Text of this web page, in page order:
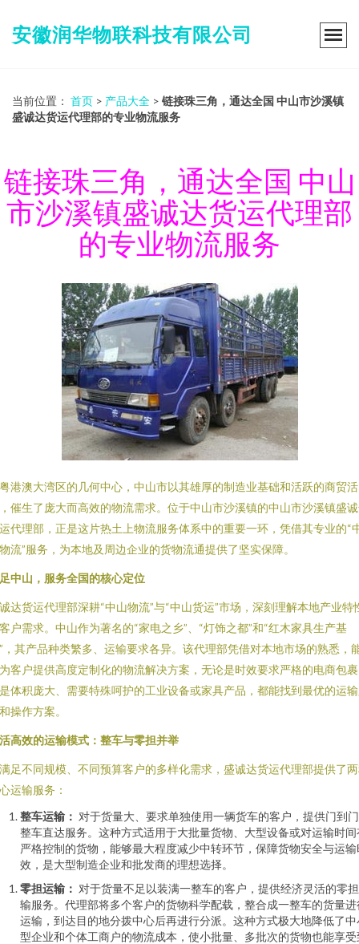
安徽润华物联科技有限公司
当前位置： 首页 > 产品大全 > 链接珠三角，通达全国 中山市沙溪镇
盛诚达货运代理部的专业物流服务
链接珠三角，通达全国 中山
市沙溪镇盛诚达货运代理部
的专业物流服务
港澳大湾区的几何中心，中山市以其雄厚的制造业基础和活跃的商贸活
催生了庞大而高效的物流需求。位于中山市沙溪镇的中山市沙溪镇盛
代理部，正是这片热土上物流服务体系中的重要一环，凭借其专业的“
流”服务，为本地及周边企业的货物流通提供了坚实保障。
中山，服务全国的核心定位
达货运代理部深耕“中山物流”与“中山货运”市场，深刻理解本地产业特
户需求。中山作为著名的“家电之乡”、“灯饰之都”和“红木家具生产基
，其产品种类繁多、运输要求各异。该代理部凭借对本地市场的熟悉，
客户提供高度定制化的物流解决方案，无论是时效要求严格的电商包
体积庞大、需要特殊呵护的工业设备或家具产品，都能找到最优的运
操作方案。
高效的运输模式：整车与零担并举
足不同规模、不同预算客户的多样化需求，盛诚达货运代理部提供了
运输服务：
整车运输： 对于货量大、要求单独使用一辆货车的客户，提供门到
整车直达服务。这种方式适用于大批量货物、大型设备或对运输时间
严格控制的货物，能够最大程度减少中转环节，保障货物安全与运输
效，是大型制造企业和批发商的理想选择。
零担运输： 对于货量不足以装满一整车的客户，提供经济灵活的零
输服务。代理部将多个客户的货物科学配载，整合成一整车的货量进
运输，到达目的地分拨中心后再进行分派。这种方式极大地降低了中
型企业和个体工商户的物流成本，使小批量、多批次的货物也能享受